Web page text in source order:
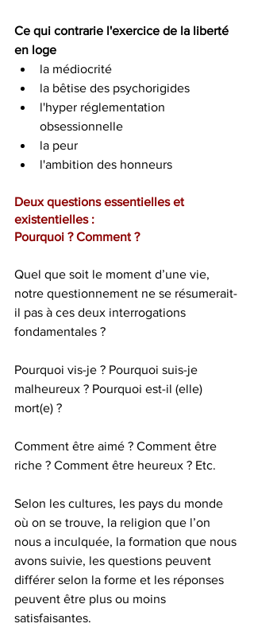
Ce qui contrarie l'exercice de la liberté
en loge
la médiocrité
la bêtise des psychorigides
l'hyper réglementation
obsessionnelle
la peur
l'ambition des honneurs
Deux questions essentielles et
existentielles :
Pourquoi ? Comment ?
Quel que soit le moment d’une vie,
notre questionnement ne se résumerait-
il pas à ces deux interrogations
fondamentales ?
Pourquoi vis-je ? Pourquoi suis-je
malheureux ? Pourquoi est-il (elle)
mort(e) ?
Comment être aimé ? Comment être
riche ? Comment être heureux ? Etc.
Selon les cultures, les pays du monde
où on se trouve, la religion que l’on
nous a inculquée, la formation que nous
avons suivie, les questions peuvent
différer selon la forme et les réponses
peuvent être plus ou moins
satisfaisantes.